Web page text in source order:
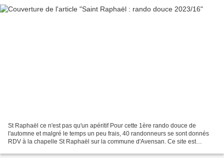
St Raphaël ce n'est pas qu'un apéritif Pour cette 1ère rando douce de
l'automne et malgré le temps un peu frais, 40 randonneurs se sont donnés
RDV à la chapelle St Raphaël sur la commune d'Avensan. Ce site est